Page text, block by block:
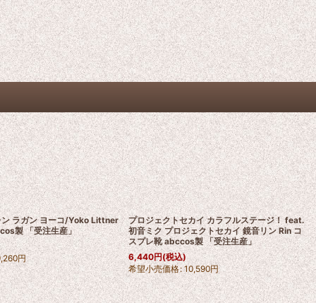
ン ラガン ヨーコ/Yoko Littner
製 「受注生産」
円
プロジェクトセカイ カラフルステージ！ feat.
初音ミク プロジェクトセカイ 鏡音リン Rin コ
スプレ靴 abccos製 「受注生産」
6,440円(税込)
希望小売価格: 10,590円